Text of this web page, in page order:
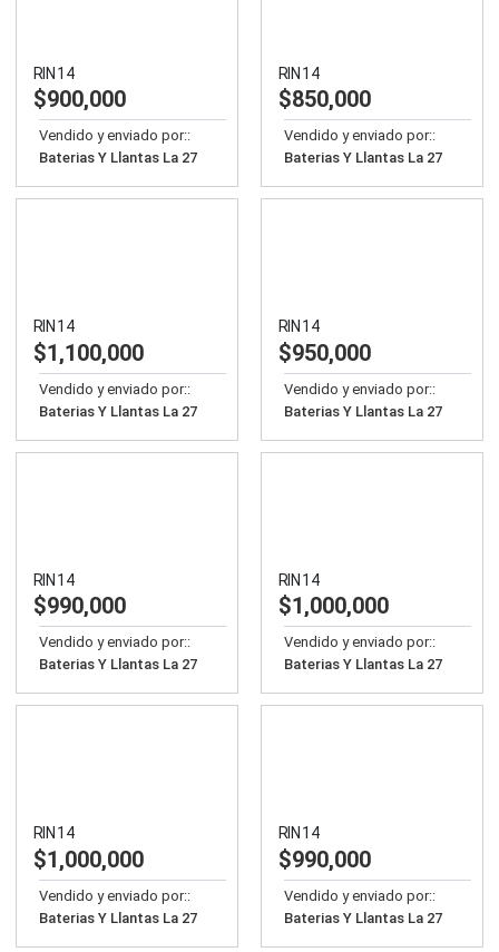
RIN 14
$900,000
Vendido y enviado por::
Baterias Y Llantas La 27
RIN 14
$850,000
Vendido y enviado por::
Baterias Y Llantas La 27
RIN 14
$1,100,000
Vendido y enviado por::
Baterias Y Llantas La 27
RIN 14
$950,000
Vendido y enviado por::
Baterias Y Llantas La 27
RIN 14
$990,000
Vendido y enviado por::
Baterias Y Llantas La 27
RIN 14
$1,000,000
Vendido y enviado por::
Baterias Y Llantas La 27
RIN 14
$1,000,000
Vendido y enviado por::
Baterias Y Llantas La 27
RIN 14
$990,000
Vendido y enviado por::
Baterias Y Llantas La 27